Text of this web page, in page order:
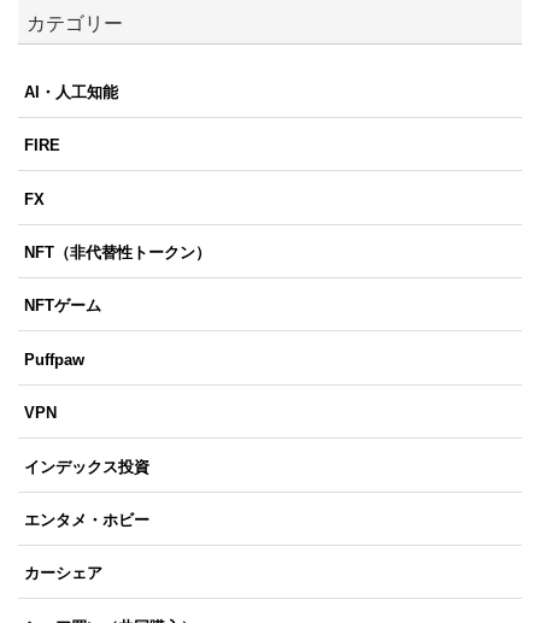
カテゴリー
AI・人工知能
FIRE
FX
NFT（非代替性トークン）
NFTゲーム
Puffpaw
VPN
インデックス投資
エンタメ・ホビー
カーシェア